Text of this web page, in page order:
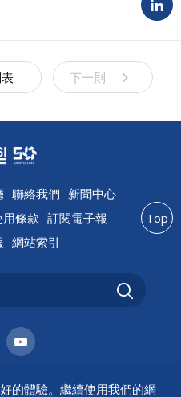
下一則
聯絡我們 新聞中心
用條款 訂閱電子報
網站索引
Top
的體驗。繼續使用我們的網